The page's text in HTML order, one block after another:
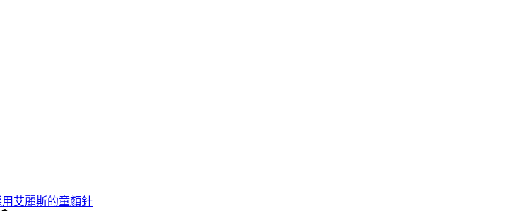
艾麗斯的童顏針